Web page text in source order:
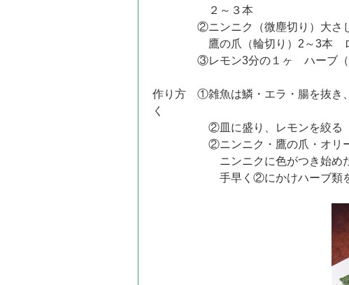
２～３本
②ニンニク（微塵切り）大さじ
鷹の爪（輪切り）2～3本 ロ
③レモン3分の１ヶ ハーブ（バ
作り方 ①雑魚は鱗・エラ・腸を抜き
く
②皿に盛り、レモンを絞る
②ニンニク・鷹の爪・オリーブ
ニンニクに色がつき始めたら
手早く②にかけハーブ類を